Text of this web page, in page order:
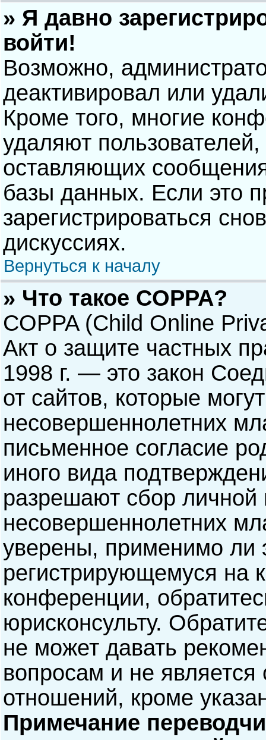
» Я давно
войти!
Возможно,
деактивировал или
Кроме того, многие
удаляют
оставляющих
базы данных. Если это
зарегистрироваться
дискуссиях.
Вернуться к началу
» Что такое COPPA?
COPPA (Child Online
Акт о защите частных
1998 г. — это закон
от сайтов, которые
несовершеннолетних
письменное согласие
иного вида
разрешают сбор
несовершеннолетних
уверены, применимо ли
регистрирующемуся на
конференции,
юрисконсульту.
не может давать
вопросам и не
отношений, кроме
Примечание